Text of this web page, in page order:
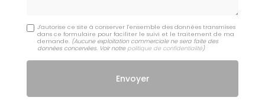
J'autorise ce site à conserver l'ensemble des données transmises
dans ce formulaire pour faciliter le suivi et le traitement de ma
demande. (Aucune exploitation commerciale ne sera faite des
données concervées. Voir notre politique de confidentialité)